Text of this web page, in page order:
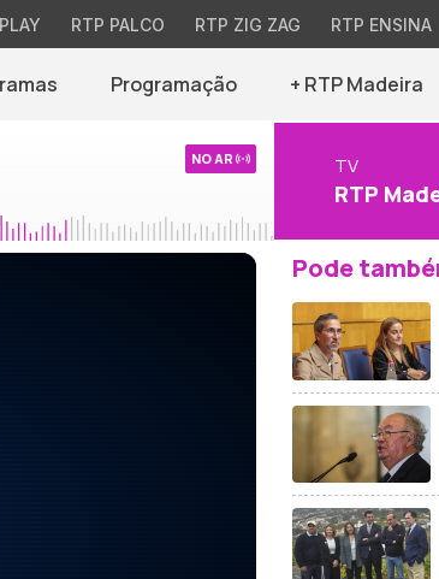
RTP PALCO RTP ZIG ZAG RTP ENSINA
Programação + RTP Madeira
NO AR TV
RTP
Pode